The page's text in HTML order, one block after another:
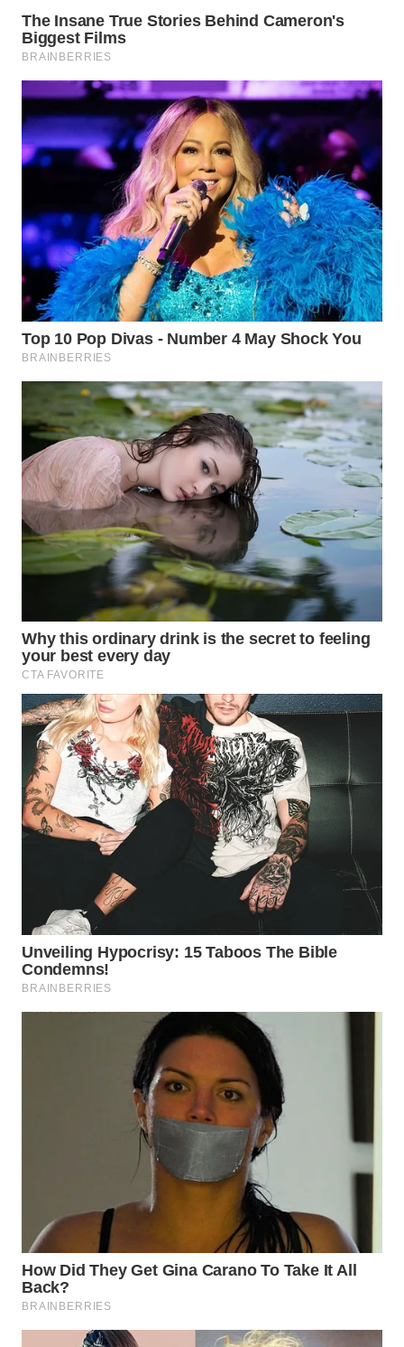
WN
NIAS
WN
LANGKAT
WN
WN
TANJUNG
LESUNG
WN
KARO
WN
SIMALUNGUN
WN
LABUHANBATU
WN
TAPANULI
TENGAH
WN DELI
SERDANG
TEBING
TINGGI
WN
PAKPAK
WN
WN
BEKASI
WN
BOGOR
SAMOSIR
WN
PADANG
LAWAS